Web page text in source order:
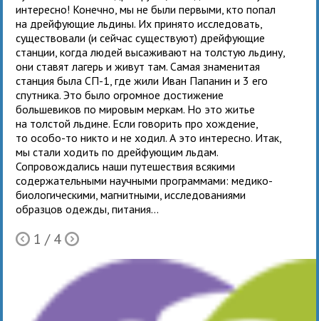
интересно! Конечно, мы не были первыми, кто попал
на дрейфующие льдины. Их принято исследовать,
существовали (и сейчас существуют) дрейфующие
станции, когда людей высаживают на толстую льдину,
они ставят лагерь и живут там. Самая знаменитая
станция была СП-1, где жили Иван Папанин и 3 его
спутника. Это было огромное достижение
большевиков по мировым меркам. Но это житье
на толстой льдине. Если говорить про хождение,
то особо-то никто и не ходил. А это интересно. Итак,
мы стали ходить по дрейфующим льдам.
Сопровождались наши путешествия всякими
содержательными научными программами: медико-
биологическими, магнитными, исследованиями
образцов одежды, питания...
Ò 1 / 4Õ